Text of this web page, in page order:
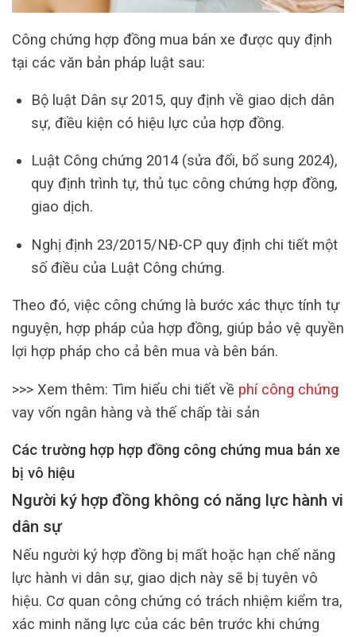
Công chứng hợp đồng mua bán xe được quy định
tại các văn bản pháp luật sau:
Bộ luật Dân sự 2015, quy định về giao dịch dân
sự, điều kiện có hiệu lực của hợp đồng.
Luật Công chứng 2014 (sửa đổi, bổ sung 2024),
quy định trình tự, thủ tục công chứng hợp đồng,
giao dịch.
Nghị định 23/2015/NĐ-CP quy định chi tiết một
số điều của Luật Công chứng.
Theo đó, việc công chứng là bước xác thực tính tự
nguyện, hợp pháp của hợp đồng, giúp bảo vệ quyền
lợi hợp pháp cho cả bên mua và bên bán.
>>> Xem thêm: Tìm hiểu chi tiết về phí công chứng
vay vốn ngân hàng và thế chấp tài sản
Các trường hợp hợp đồng công chứng mua bán xe
bị vô hiệu
Người ký hợp đồng không có năng lực hành vi
dân sự
Nếu người ký hợp đồng bị mất hoặc hạn chế năng
lực hành vi dân sự, giao dịch này sẽ bị tuyên vô
hiệu. Cơ quan công chứng có trách nhiệm kiểm tra,
xác minh năng lực của các bên trước khi chứng